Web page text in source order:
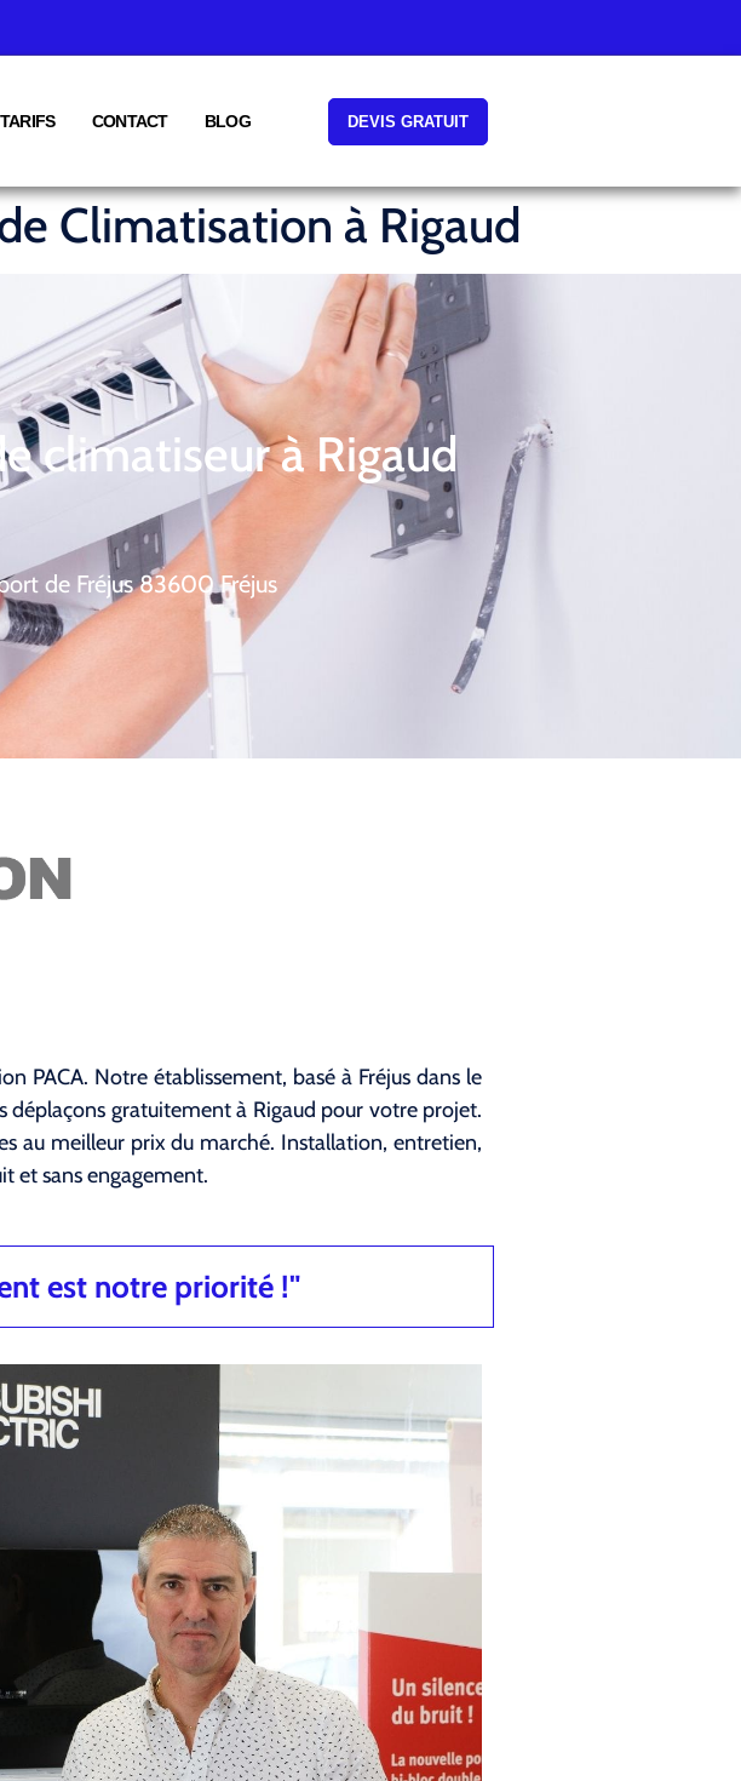
CONTACT BLOG DEVIS GRATUIT
Climatisation à Rigaud
climatiseur à Rigaud
de Fréjus 83600 Fréjus
PACA. Notre établissement, basé à Fréjus dans le
gratuitement à Rigaud pour votre projet.
au meilleur prix du marché. Installation, entretien,
et sans engagement.
est notre priorité !"